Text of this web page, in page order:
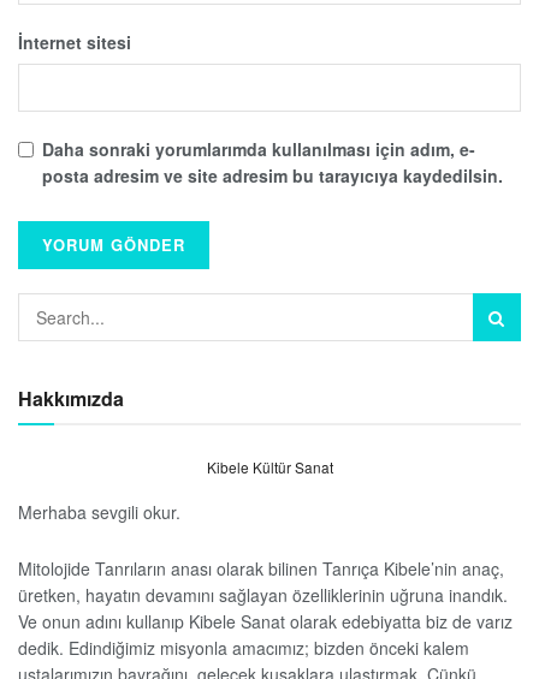
İnternet sitesi
Daha sonraki yorumlarımda kullanılması için adım, e-
posta adresim ve site adresim bu tarayıcıya kaydedilsin.
Hakkımızda
Kibele Kültür Sanat
Merhaba sevgili okur.
Mitolojide Tanrıların anası olarak bilinen Tanrıça Kibele’nin anaç,
üretken, hayatın devamını sağlayan özelliklerinin uğruna inandık.
Ve onun adını kullanıp Kibele Sanat olarak edebiyatta biz de varız
dedik. Edindiğimiz misyonla amacımız; bizden önceki kalem
ustalarımızın bayrağını, gelecek kuşaklara ulaştırmak. Çünkü